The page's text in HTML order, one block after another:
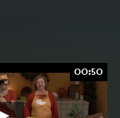
00:50